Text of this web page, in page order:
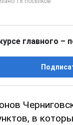
главного –
в